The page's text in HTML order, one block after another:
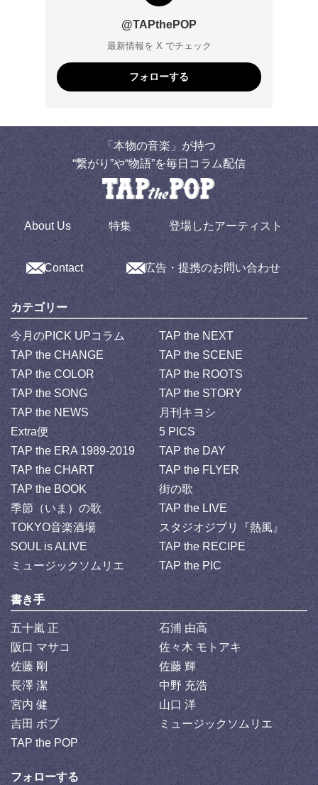
@TAPthePOP
最新情報を X でチェック
フォローする
「本物の音楽」が持つ
“繋がり”や“物語”を毎日コラム配信
About Us 特集 登場したアーティスト
Contact 広告・提携のお問い合わせ
カテゴリー
今月のPICK UPコラム
TAP the NEXT
TAP the CHANGE
TAP the SCENE
TAP the COLOR
TAP the ROOTS
TAP the SONG
TAP the STORY
TAP the NEWS
月刊キヨシ
Extra便
5 PICS
TAP the ERA 1989-2019
TAP the DAY
TAP the CHART
TAP the FLYER
TAP the BOOK
街の歌
季節（いま）の歌
TAP the LIVE
TOKYO音楽酒場
スタジオジブリ『熱風』
SOUL is ALIVE
TAP the RECIPE
ミュージックソムリエ
TAP the PIC
書き手
五十嵐 正
石浦 由高
阪口 マサコ
佐々木 モトアキ
佐藤 剛
佐藤 輝
長澤 潔
中野 充浩
宮内 健
山口 洋
吉田 ボブ
ミュージックソムリエ
TAP the POP
フォローする